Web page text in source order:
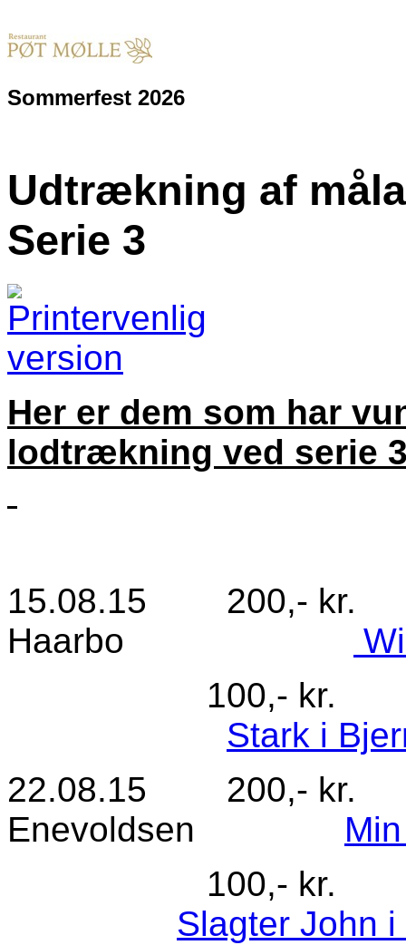
Sommerfest 2026
Udtrækning af
Serie 3
Her er dem som har
lodtrækning ved serie
15.08.15 200,-
Haarbo
100,- kr. Nr.
Stark i
22.08.15 200,-
Enevoldsen
100,- kr.
Slagter John